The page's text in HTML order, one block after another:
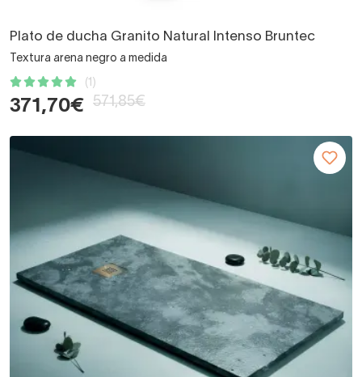
Plato de ducha Granito Natural Intenso Bruntec
Textura arena negro a medida
(1)
371,70€ 571,85€